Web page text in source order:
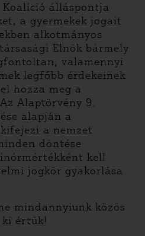
álláspontja
a gyermekek jogait
alkotmányos
Elnök bármely
valamennyi
legfőbb érdekeinek
hozza meg a
Alaptörvény 9.
alapján a
a nemzet
döntése
kell
jogkör gyakorlása
mindannyiunk közös
értük!